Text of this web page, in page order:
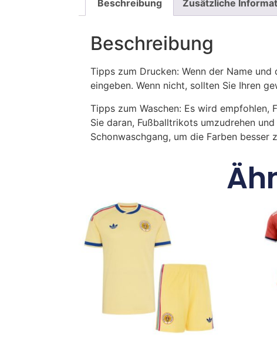
Beschreibung Zusätzliche
Beschreibung
Tipps zum Drucken: Wenn der Name
eingeben. Wenn nicht, sollten Sie Ihren
Tipps zum Waschen: Es wird empfohlen,
Sie daran, Fußballtrikots umzudrehen
Schonwaschgang, um die Farben besser